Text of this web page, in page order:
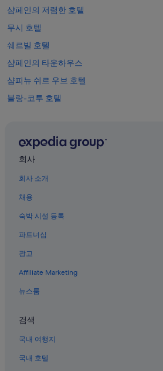
샴페인의 저렴한 호텔
무시 호텔
쉐르빌 호텔
샴페인의 타운하우스
샴피뉴 쉬르 우브 호텔
블랑-코투 호텔
뢰브 호텔
샹파뉴아르덴의 리조트
몽테프후 호텔
오이리 호텔
르메닐 쉬르오제 호텔
지브리 레 루아지 호텔
허시의 성
플란시 라비 호텔
샴페인의 코티지
도농 호텔
회사
회사 소개
채용
숙박 시설 등록
파트너십
광고
Affiliate Marketing
뉴스룸
검색
국내 여행지
국내 호텔